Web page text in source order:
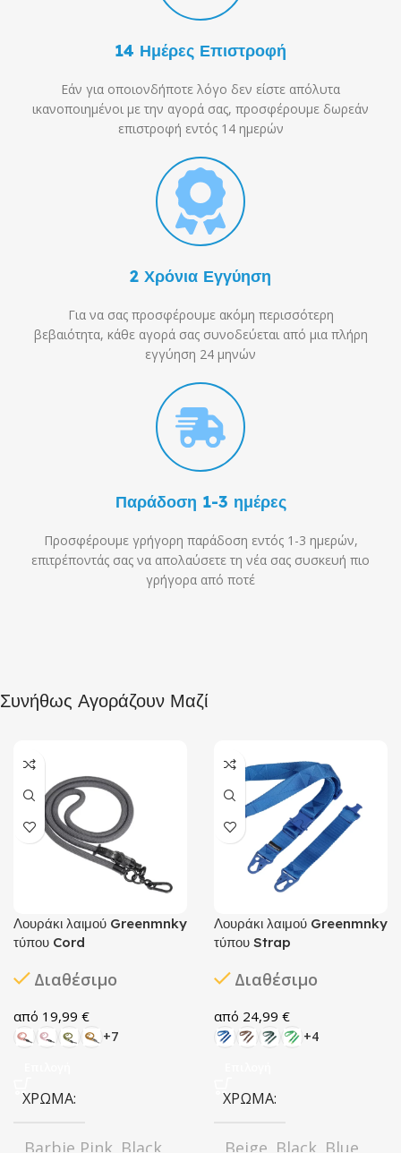
14 Ημέρες Επιστροφή
Εάν για οποιονδήποτε λόγο δεν είστε απόλυτα
ικανοποιημένοι με την αγορά σας, προσφέρουμε δωρεάν
επιστροφή εντός 14 ημερών
2 Χρόνια Εγγύηση
Για να σας προσφέρουμε ακόμη περισσότερη
βεβαιότητα, κάθε αγορά σας συνοδεύεται από μια πλήρη
εγγύηση 24 μηνών
Παράδοση 1-3 ημέρες
Προσφέρουμε γρήγορη παράδοση εντός 1-3 ημερών,
επιτρέποντάς σας να απολαύσετε τη νέα σας συσκευή πιο
γρήγορα από ποτέ
Συνήθως Αγοράζουν Μαζί
Λουράκι λαιμού Greenmnky
τύπου Cord
Διαθέσιμο
19,99 €
+7
ΧΡΏΜΑ
Barbie Pink Black
Λουράκι λαιμού Greenmnky
τύπου Strap
Διαθέσιμο
24,99 €
+4
ΧΡΏΜΑ
Beige Black Blue